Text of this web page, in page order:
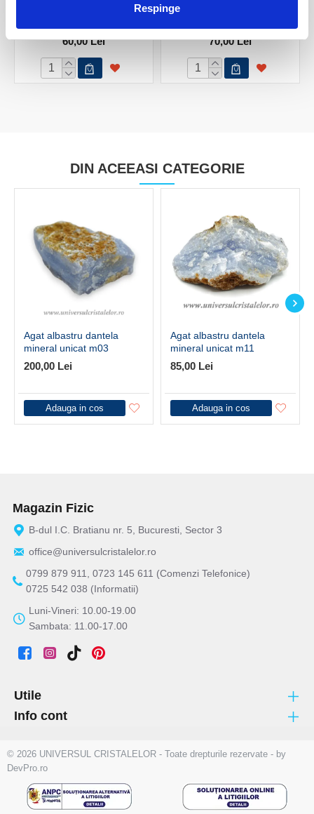
Respinge
60,00 Lei
70,00 Lei
DIN ACEEASI CATEGORIE
Agat albastru dantela
mineral unicat m03
200,00 Lei
Adauga in cos
Agat albastru dantela
mineral unicat m11
85,00 Lei
Adauga in cos
Magazin Fizic
B-dul I.C. Bratianu nr. 5, Bucuresti, Sector 3
office@universulcristalelor.ro
0799 879 911, 0723 145 611 (Comenzi Telefonice)
0725 542 038 (Informatii)
Luni-Vineri: 10.00-19.00
Sambata: 11.00-17.00
Utile
Info cont
© 2026 UNIVERSUL CRISTALELOR - Toate drepturile rezervate - by
DevPro.ro